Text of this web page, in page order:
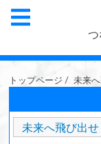
つ
トップページ / 未来